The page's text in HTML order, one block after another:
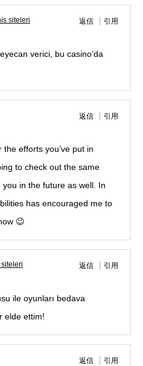
siteleri
返信 引用
verici, bu casino’da
返信 引用
efforts you’ve put in
to check out the same
in the future as well. In
has encouraged me to
😉
返信 引用
ile oyunları bedava
elde ettim!
返信 引用